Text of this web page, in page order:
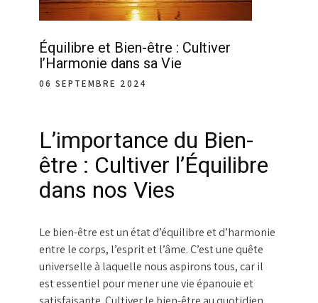
Équilibre et Bien-être : Cultiver
l’Harmonie dans sa Vie
06 SEPTEMBRE 2024
L’importance du Bien-
être : Cultiver l’Équilibre
dans nos Vies
Le bien-être est un état d’équilibre et d’harmonie
entre le corps, l’esprit et l’âme. C’est une quête
universelle à laquelle nous aspirons tous, car il
est essentiel pour mener une vie épanouie et